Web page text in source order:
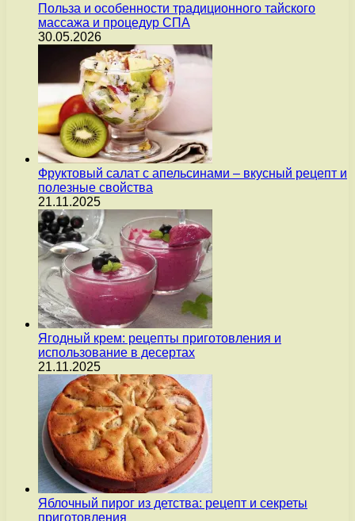
Польза и особенности традиционного тайского
массажа и процедур СПА
30.05.2026
Фруктовый салат с апельсинами – вкусный рецепт и
полезные свойства
21.11.2025
Ягодный крем: рецепты приготовления и
использование в десертах
21.11.2025
Яблочный пирог из детства: рецепт и секреты
приготовления